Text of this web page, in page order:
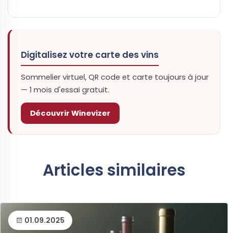
Digitalisez votre carte des vins
Sommelier virtuel, QR code et carte toujours à jour
— 1 mois d'essai gratuit.
Découvrir Winevizer
Articles similaires
01.09.2025